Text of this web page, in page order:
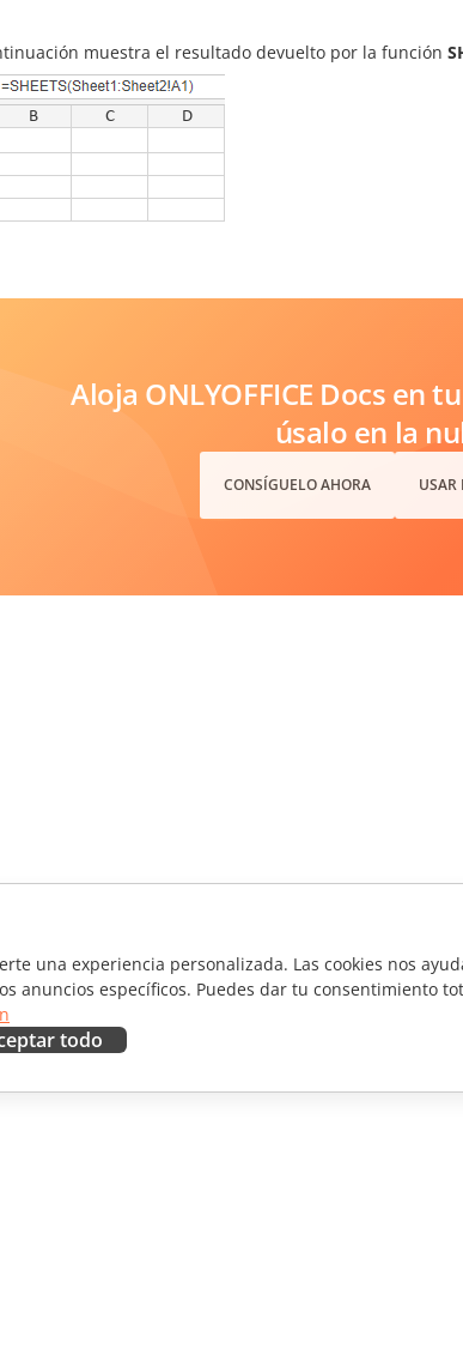
muestra el resultado devuelto por la función
Aloja ONLYOFFICE Docs en
úsalo en la
CONSÍGUELO AHORA USAR
una experiencia personalizada. Las cookies nos
anuncios específicos. Puedes dar tu consentimiento
todo